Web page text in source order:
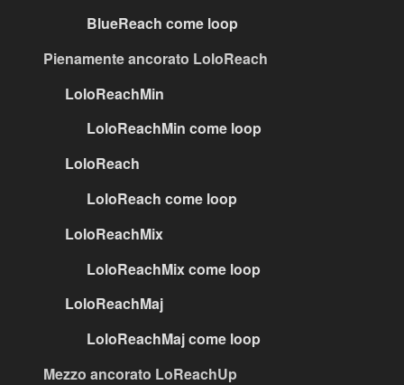
BlueReach come loop
Pienamente ancorato LoloReach
LoloReachMin
LoloReachMin come loop
LoloReach
LoloReach come loop
LoloReachMix
LoloReachMix come loop
LoloReachMaj
LoloReachMaj come loop
Mezzo ancorato LoReachUp